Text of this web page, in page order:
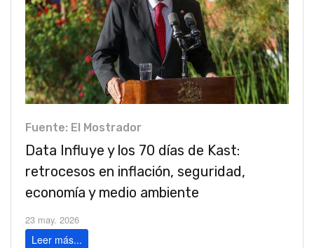
Fuente: El Mostrador
Data Influye y los 70 días de Kast:
retrocesos en inflación, seguridad,
economía y medio ambiente
23 may. 2026
Leer más...